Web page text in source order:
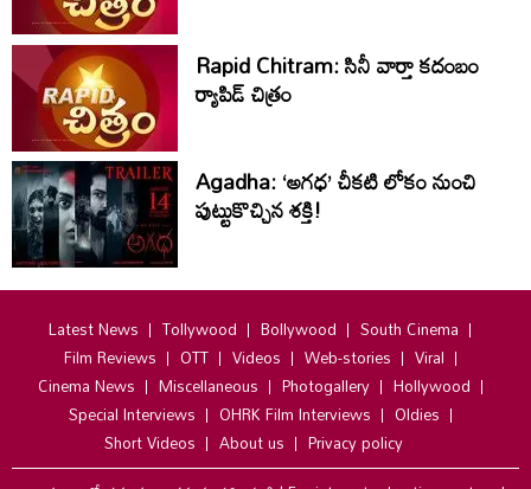
Rapid Chitram: సినీ వార్తా కదంబం
ర్యాపిడ్ చిత్రం
Agadha: ‘అగధ’ చీకటి లోకం నుంచి
పుట్టుకొచ్చిన శక్తి!
Latest News Tollywood Bollywood
South Cinema
Film Reviews
OTT Videos Web-stories
Viral
Cinema News
Miscellaneous Photogallery
Hollywood
Special Interviews
OHRK Film Interviews
Oldies
Short Videos
About us
Privacy policy